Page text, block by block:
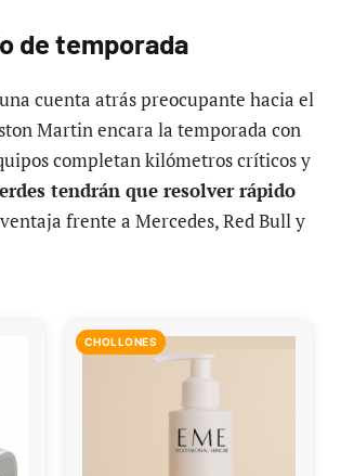
de temporada
cuenta atrás preocupante hacia el
Martin encara la temporada con
completan kilómetros críticos y
tendrán que resolver rápido
frente a Mercedes, Red Bull y
CHOLLONES